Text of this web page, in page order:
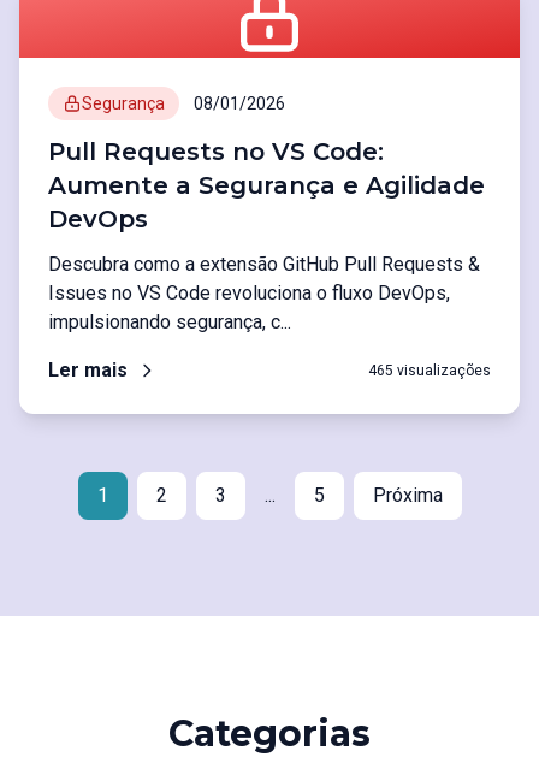
Segurança 08/01/2026
Pull Requests no VS Code:
Aumente a Segurança e Agilidade
DevOps
Descubra como a extensão GitHub Pull Requests &
Issues no VS Code revoluciona o fluxo DevOps,
impulsionando segurança, c...
Ler mais 465 visualizações
1 2 3 ... 5 Próxima
Categorias